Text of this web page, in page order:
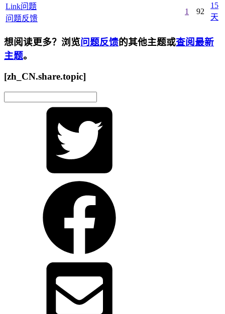
Link问题
问题反馈
1 92
15
天
想阅读更多？浏览问题反馈的其他主题或查阅最新
主题。
[zh_CN.share.topic]